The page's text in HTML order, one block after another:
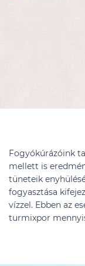
Fogyókúrázóink
mellett is
tüneteik
fogyasztása
vízzel. Ebben az
turmixpor